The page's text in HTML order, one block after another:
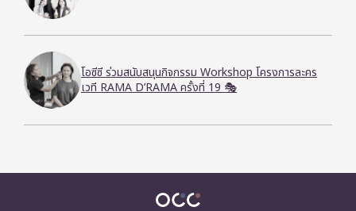
โอซีซี ร่วมสนับสนุนกิจกรรม Workshop โครงการละคร
เวที RAMA D’RAMA ครั้งที่ 19 🎭